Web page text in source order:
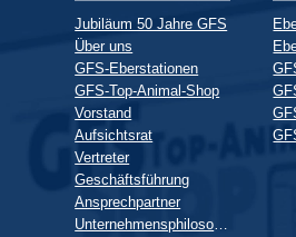
Jubiläum 50 Jahre GFS
Über uns
GFS-Eberstationen
GFS-Top-Animal-Shop
Vorstand
Aufsichtsrat
Vertreter
Geschäftsführung
Ansprechpartner